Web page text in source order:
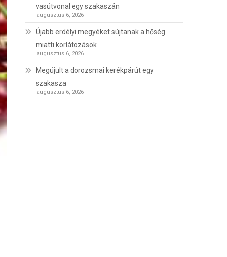
vasútvonal egy szakaszán
augusztus 6, 2026
Újabb erdélyi megyéket sújtanak a hőség
miatti korlátozások
augusztus 6, 2026
Megújult a dorozsmai kerékpárút egy
szakasza
augusztus 6, 2026